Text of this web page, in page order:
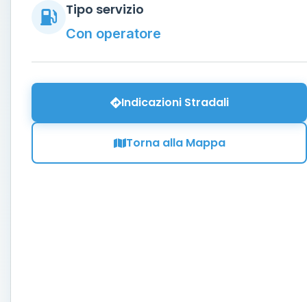
Tipo servizio
Con operatore
Indicazioni Stradali
Torna alla Mappa